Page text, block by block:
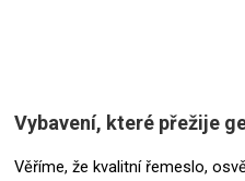
Vybavení, které přežije
Věříme, že kvalitní řemeslo,